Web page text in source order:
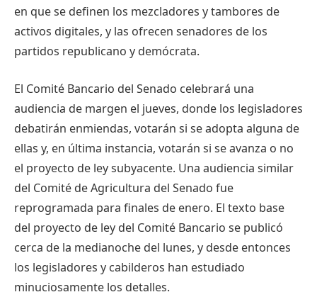
en que se definen los mezcladores y tambores de
activos digitales, y las ofrecen senadores de los
partidos republicano y demócrata.
El Comité Bancario del Senado celebrará una
audiencia de margen el jueves, donde los legisladores
debatirán enmiendas, votarán si se adopta alguna de
ellas y, en última instancia, votarán si se avanza o no
el proyecto de ley subyacente. Una audiencia similar
del Comité de Agricultura del Senado fue
reprogramada para finales de enero. El texto base
del proyecto de ley del Comité Bancario se publicó
cerca de la medianoche del lunes, y desde entonces
los legisladores y cabilderos han estudiado
minuciosamente los detalles.